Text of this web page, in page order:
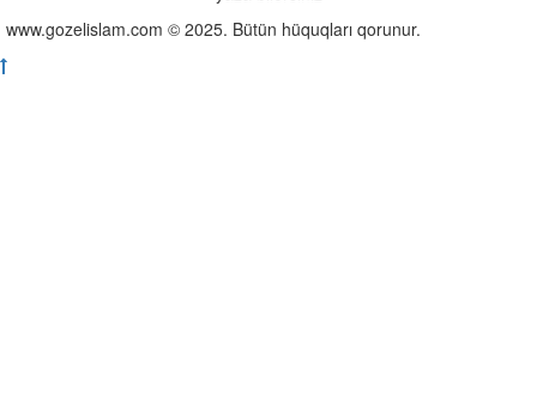
www.gozelislam.com © 2025. Bütün hüquqları qorunur.